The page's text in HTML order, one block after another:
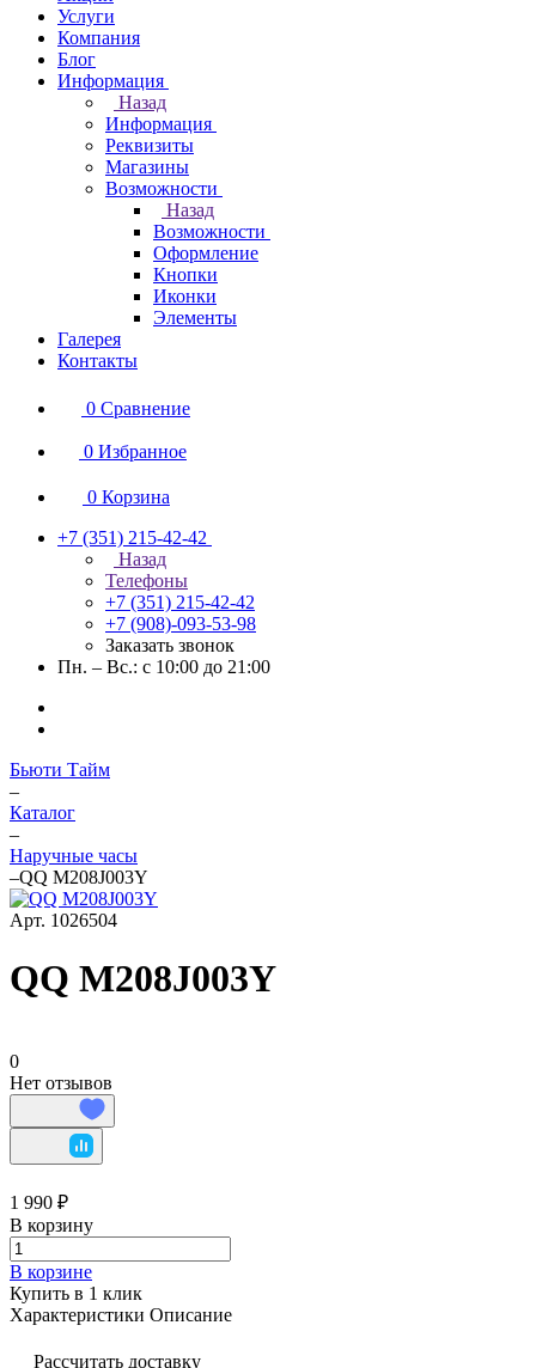
Услуги
Компания
Блог
Информация
Назад
Информация
Реквизиты
Магазины
Возможности
Назад
Возможности
Оформление
Кнопки
Иконки
Элементы
Галерея
Контакты
0 Сравнение
0 Избранное
0 Корзина
+7 (351) 215-42-42
Назад
Телефоны
+7 (351) 215-42-42
+7 (908)-093-53-98
Заказать звонок
Пн. – Вс.: с 10:00 до 21:00
Бьюти Тайм
–
Каталог
–
Наручные часы
–QQ M208J003Y
Арт. 1026504
QQ M208J003Y
0
Нет отзывов
1 990 ₽
В корзину
В корзине
Купить в 1 клик
Характеристики Описание
Рассчитать доставку